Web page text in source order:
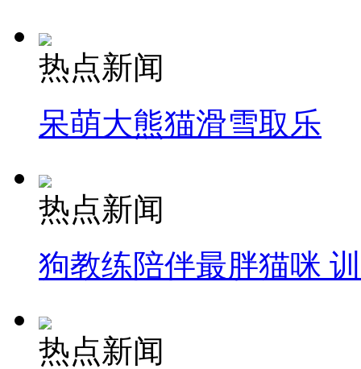
热点新闻
呆萌大熊猫滑雪取乐
热点新闻
狗教练陪伴最胖猫咪
热点新闻